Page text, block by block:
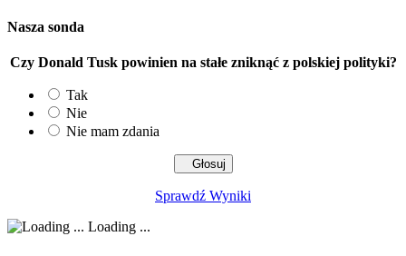
Nasza sonda
Czy Donald Tusk powinien na stałe zniknąć z polskiej polityki?
Tak
Nie
Nie mam zdania
Sprawdź Wyniki
Loading ...